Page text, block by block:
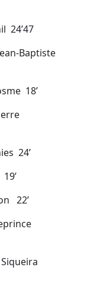
24’47
Baptiste
18’
24’
22’
Siqueira